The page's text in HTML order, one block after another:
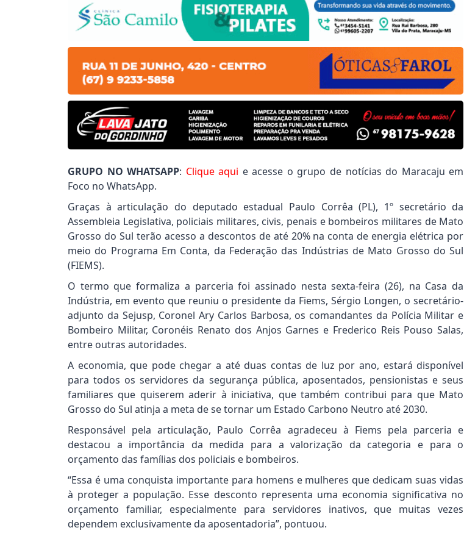
GRUPO NO WHATSAPP: Clique aqui e acesse o grupo de notícias do Maracaju em
Foco no WhatsApp.
Graças à articulação do deputado estadual Paulo Corrêa (PL), 1º secretário da
Assembleia Legislativa, policiais militares, civis, penais e bombeiros militares de Mato
Grosso do Sul terão acesso a descontos de até 20% na conta de energia elétrica por
meio do Programa Em Conta, da Federação das Indústrias de Mato Grosso do Sul
(FIEMS).
O termo que formaliza a parceria foi assinado nesta sexta-feira (26), na Casa da
Indústria, em evento que reuniu o presidente da Fiems, Sérgio Longen, o secretário-
adjunto da Sejusp, Coronel Ary Carlos Barbosa, os comandantes da Polícia Militar e
Bombeiro Militar, Coronéis Renato dos Anjos Garnes e Frederico Reis Pouso Salas,
entre outras autoridades.
A economia, que pode chegar a até duas contas de luz por ano, estará disponível
para todos os servidores da segurança pública, aposentados, pensionistas e seus
familiares que quiserem aderir à iniciativa, que também contribui para que Mato
Grosso do Sul atinja a meta de se tornar um Estado Carbono Neutro até 2030.
Responsável pela articulação, Paulo Corrêa agradeceu à Fiems pela parceria e
destacou a importância da medida para a valorização da categoria e para o
orçamento das famílias dos policiais e bombeiros.
“Essa é uma conquista importante para homens e mulheres que dedicam suas vidas
à proteger a população. Esse desconto representa uma economia significativa no
orçamento familiar, especialmente para servidores inativos, que muitas vezes
dependem exclusivamente da aposentadoria”, pontuou.